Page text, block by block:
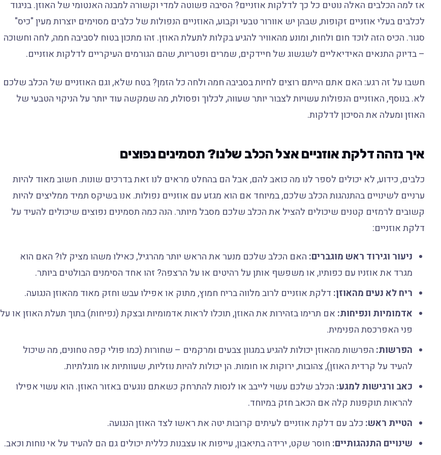
אז למה הכלבים האלה נוטים כל כך לדלקות אוזניים? הסיבה פשוטה למדי וקשורה למבנה האנטומי של האוזן. בניגוד
לכלבים בעלי אוזניים זקופות, שבהן יש אוורור טבעי וקבוע, האוזניים הנפולות של כלבים מסוימים יוצרות מעין "כיס"
סגור. הכיס הזה לוכד חום ולחות, ומונע מהאוויר להגיע בקלות לתעלת האוזן. זהו מתכון בטוח לסביבה חמה, לחה וחשוכה
– בדיוק התנאים האידיאליים לשגשוג של חיידקים, שמרים ופטריות, שהם הגורמים העיקריים לדלקות אוזניים.
חשבו על זה רגע: האם אתם הייתם רוצים לחיות בסביבה חמה ולחה כל הזמן? בטח שלא, וגם האוזניים של הכלב שלכם
לא. בנוסף, האוזניים הנפולות עשויות לצבור יותר שעווה, לכלוך ופסולת, מה שמקשה עוד יותר על הניקוי הטבעי של
האוזן ומעלה את הסיכון לדלקות.
איך נזהה דלקת אוזניים אצל הכלב שלנו? תסמינים נפוצים
כלבים, כידוע, לא יכולים לספר לנו מה כואב להם, אבל הם בהחלט מראים לנו זאת בדרכים שונות. חשוב מאוד להיות
ערניים לשינויים בהתנהגות הכלב שלכם, במיוחד אם הוא מגזע עם אוזניים נפולות. אנו בשיקס תמיד ממליצים להיות
קשובים לרמזים קטנים שיכולים להציל את הכלב שלכם מסבל מיותר. הנה כמה תסמינים נפוצים שיכולים להעיד על
דלקת אוזניים:
ניעור וגירוד ראש מוגברים: האם הכלב שלכם מנער את הראש יותר מהרגיל, כאילו משהו מציק לו? האם הוא
מגרד את אוזניו עם כפותיו, או משפשף אותן על רהיטים או על הרצפה? זהו אחד הסימנים הבולטים ביותר.
ריח לא נעים מהאוזן: דלקת אוזניים לרוב מלווה בריח חמוץ, מתוק או אפילו עבש וחזק מאוד מהאוזן הנגועה.
אדמומיות ונפיחות: אם תרימו בזהירות את האוזן, תוכלו לראות אדמומיות ובצקת (נפיחות) בתוך תעלת האוזן או על
פני האפרכסת הפנימית.
הפרשות: הפרשות מהאוזן יכולות להגיע במגוון צבעים ומרקמים – שחורות (כמו פולי קפה טחונים, מה שיכול
להעיד על קרדית האוזן), צהובות, ירוקות או חומות. הן יכולות להיות נוזליות, שעוותיות או מוגלתיות.
כאב ורגישות למגע: הכלב שלכם עשוי לייבב או לנסות להתרחק כשאתם נוגעים באזור האוזן. הוא עשוי אפילו
להראות תוקפנות קלה אם הכאב חזק במיוחד.
הטיית ראש: כלב עם דלקת אוזניים לעיתים קרובות יטה את ראשו לצד האוזן הנגועה.
שינויים התנהגותיים: חוסר שקט, ירידה בתיאבון, עייפות או עצבנות כללית יכולים גם הם להעיד על אי נוחות וכאב.